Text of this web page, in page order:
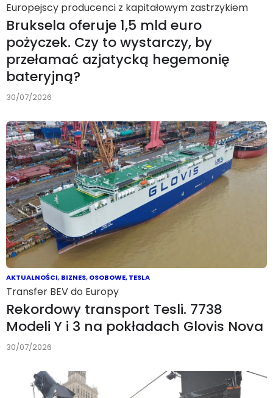
Europejscy producenci z kapitałowym zastrzykiem
Bruksela oferuje 1,5 mld euro
pożyczek. Czy to wystarczy, by
przełamać azjatycką hegemonię
bateryjną?
30/07/2026
AKTUALNOŚCI,BIZNES,OSOBOWE,TESLA
Transfer BEV do Europy
Rekordowy transport Tesli. 7738
Modeli Y i 3 na pokładach Glovis Nova
30/07/2026